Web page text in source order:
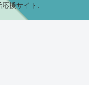
援サイト.